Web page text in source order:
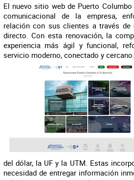
El nuevo sitio web de Puerto
comunicacional de la empresa,
relación con sus clientes a través
directo. Con esta renovación, la
experiencia más ágil y funcional,
servicio moderno, conectado y cercano.
del dólar, la UF y la UTM. Estas
necesidad de entregar información